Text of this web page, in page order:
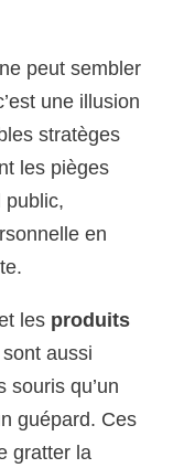
peut sembler
une illusion
stratèges
les pièges
public,
en
les produits
sont aussi
souris qu’un
guépard. Ces
gratter la